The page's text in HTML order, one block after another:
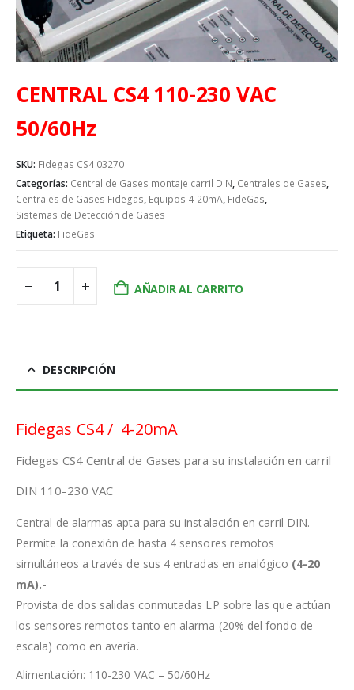
CENTRAL CS4 110-230 VAC
50/60Hz
SKU: Fidegas CS4 03270
Categorías: Central de Gases montaje carril DIN, Centrales de Gases,
Centrales de Gases Fidegas, Equipos 4-20mA, FideGas,
Sistemas de Detección de Gases
Etiqueta: FideGas
AÑADIR AL CARRITO
DESCRIPCIÓN
Fidegas CS4 / 4-20mA
Fidegas CS4 Central de Gases para su instalación en carril
DIN 110-230 VAC
Central de alarmas apta para su instalación en carril DIN.
Permite la conexión de hasta 4 sensores remotos
simultáneos a través de sus 4 entradas en analógico (4-20
mA).-
Provista de dos salidas conmutadas LP sobre las que actúan
los sensores remotos tanto en alarma (20% del fondo de
escala) como en avería.
Alimentación: 110-230 VAC – 50/60Hz